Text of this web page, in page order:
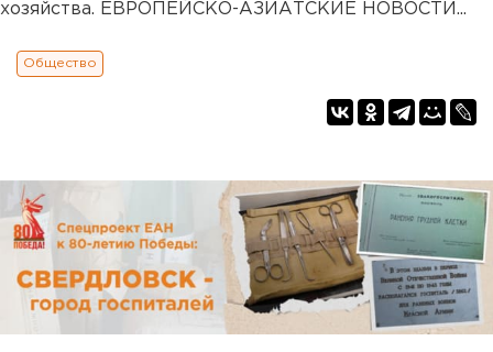
хозяйства. ЕВРОПЕЙСКО-АЗИАТСКИЕ НОВОСТИ...
Общество